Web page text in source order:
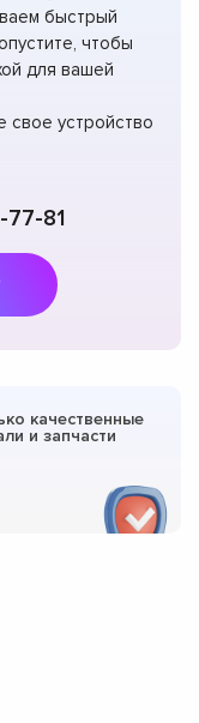
быстрый
чтобы
для вашей
свое устройство
81
качественные
и запчасти